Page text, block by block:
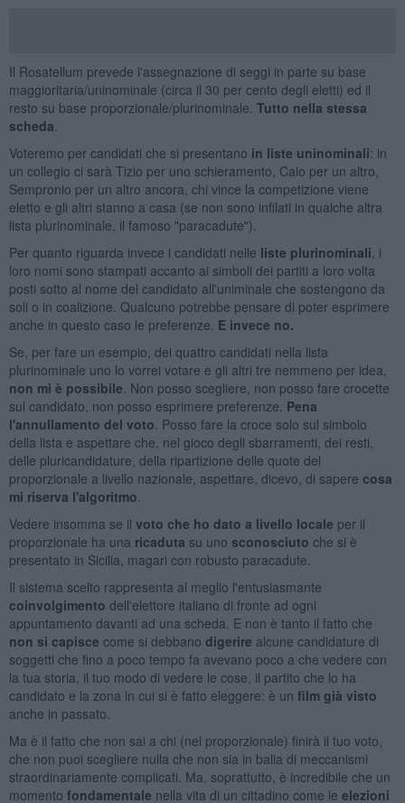
Il Rosatellum prevede l'assegnazione di seggi in parte su base
maggioritaria/uninominale (circa il 30 per cento degli eletti) ed il
resto su base proporzionale/plurinominale. Tutto nella stessa
scheda
Voteremo per candidati che si presentano in liste uninominali: in
un collegio ci sarà Tizio per uno schieramento, Caio per un altro,
Sempronio per un altro ancora, chi vince la competizione viene
eletto e gli altri stanno a casa (se non sono infilati in qualche altra
lista plurinominale, il famoso "paracadute").
Per quanto riguarda invece i candidati nelle liste plurinominali , i
loro nomi sono stampati accanto ai simboli dei partiti a loro volta
posti sotto al nome del candidato all'uniminale che sostengono da
soli o in coalizione. Qualcuno potrebbe pensare di poter esprimere
anche in questo caso le preferenze. E invece no.
Se, per fare un esempio, dei quattro candidati nella lista
plurinominale uno lo vorrei votare e gli altri tre nemmeno per idea,
non mi è possibile . Non posso scegliere, non posso fare crocette
sul candidato, non posso esprimere preferenze. Pena
l'annullamento del voto . Posso fare la croce solo sul simbolo
della lista e aspettare che, nel gioco degli sbarramenti, dei resti,
delle pluricandidature, della ripartizione delle quote del
proporzionale a livello nazionale, aspettare, dicevo, di sapere cosa
mi riserva l'algoritmo
Vedere insomma se il voto che ho dato a livello locale per il
proporzionale ha una ricaduta su uno sconosciuto che si è
presentato in Sicilia, magari con robusto paracadute.
Il sistema scelto rappresenta al meglio l'entusiasmante
coinvolgimento dell'elettore italiano di fronte ad ogni
appuntamento davanti ad una scheda. E non è tanto il fatto che
non si capisce come si debbano digerire alcune candidature di
soggetti che fino a poco tempo fa avevano poco a che vedere con
la tua storia, il tuo modo di vedere le cose, il partito che lo ha
candidato e la zona in cui si è fatto eleggere: è un film già visto
anche in passato.
Ma è il fatto che non sai a chi (nel proporzionale) finirà il tuo voto,
che non puoi scegliere nulla che non sia in balia di meccanismi
straordinariamente complicati. Ma, soprattutto, è incredibile che un
momento fondamentale nella vita di un cittadino come le elezioni